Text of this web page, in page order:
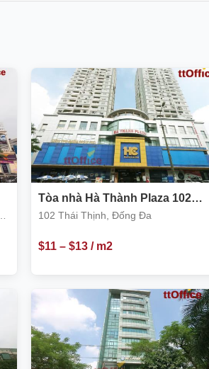
Tòa nhà Hà Thành Plaza 102
Thái Thịnh
102 Thái Thịnh, Đống Đa
$11– $13/ m2